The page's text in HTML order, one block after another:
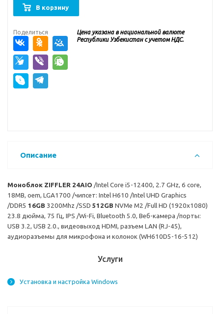
В корзину
Поделиться
Цена указана в национальной валюте
Республики Узбекистан с учетом НДС.
Описание
Моноблок ZIFFLER 24AIO /Intel Core i5-12400, 2.7 GHz, 6 core,
18MB, oem, LGA1700 /чипсет: Intel H610 /Intel UHD Graphics
/DDR5 16GB 3200Mhz /SSD 512GB NVMe M2 /Full HD (1920x1080)
23.8 дюйма, 75 Гц, IPS /Wi-Fi, Bluetooth 5.0, Веб-камера /порты:
USB 3.2, USB 2.0., видеовыход HDMI, разъем LAN (RJ-45),
аудиоразъемы для микрофона и колонок (WH610D5-16-512)
Услуги
Установка и настройка Windows